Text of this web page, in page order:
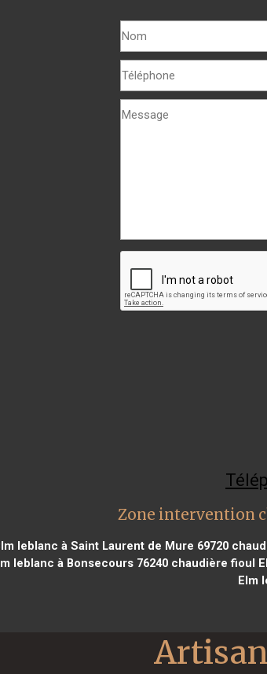
Zone intervention
leblanc à Saint Laurent de Mure 69720
leblanc à Bonsecours 76240chaudière fioul
Elm